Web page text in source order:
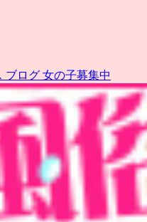
ブログ 女の子募集中